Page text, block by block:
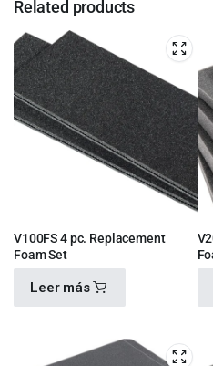
Related products
V100FS 4 pc. Replacement
Foam Set
Leer más